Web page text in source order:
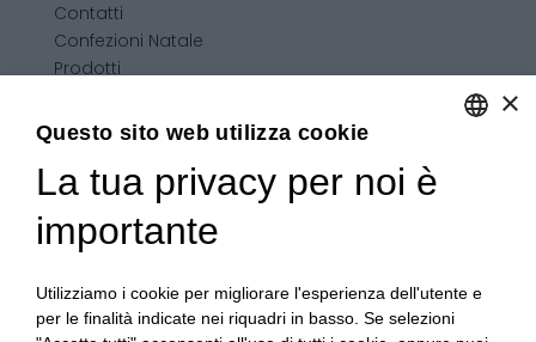
Contatti
Confezioni Natale
Prodotti
Condizioni generali di vendita
×
Questo sito web utilizza cookie
La tua privacy per noi è
importante
Utilizziamo i cookie per migliorare l'esperienza dell'utente e
per le finalità indicate nei riquadri in basso. Se selezioni